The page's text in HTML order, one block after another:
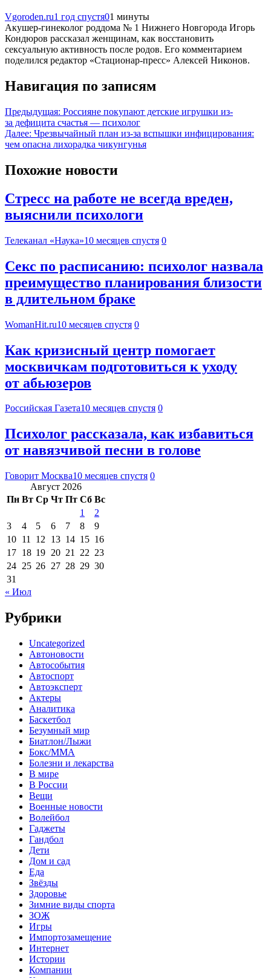
Vgoroden.ru1 год спустя01 минуты
Акушер-гинеколог роддома № 1 Нижнего Новгорода Игорь
Кондюров рассказал женщинам, как восстановить
сексуальную активность после родов. Его комментарием
поделился редактор «Стационар-пресс» Алексей Никонов.
Навигация по записям
Предыдущая: Россияне покупают детские игрушки из-
за дефицита счастья — психолог
Далее: Чрезвычайный план из-за вспышки инфицирования:
чем опасна лихорадка чикунгунья
Похожие новости
Стресс на работе не всегда вреден,
выяснили психологи
Телеканал «Наука»10 месяцев спустя 0
Секс по расписанию: психолог назвала
преимущество планирования близости
в длительном браке
WomanHit.ru10 месяцев спустя 0
Как кризисный центр помогает
москвичкам подготовиться к уходу
от абьюзеров
Российская Газета10 месяцев спустя 0
Психолог рассказала, как избавиться
от навязчивой песни в голове
Говорит Москва10 месяцев спустя 0
Август 2026
Пн Вт Ср Чт Пт Сб Вс
1
2
3
4 5 6 7 8
9
10 11 12 13 14 15 16
17 18 19 20 21 22 23
24 25 26 27 28 29 30
31
« Июл
Рубрики
Uncategorized
Автоновости
Автособытия
Автоспорт
Автоэксперт
Актеры
Аналитика
Баскетбол
Безумный мир
Биатлон/Лыжи
Бокс/MMA
Болезни и лекарства
В мире
В России
Вещи
Военные новости
Волейбол
Гаджеты
Гандбол
Дети
Дом и сад
Еда
Звёзды
Здоровье
Зимние виды спорта
ЗОЖ
Игры
Импортозамещение
Интернет
Истории
Компании